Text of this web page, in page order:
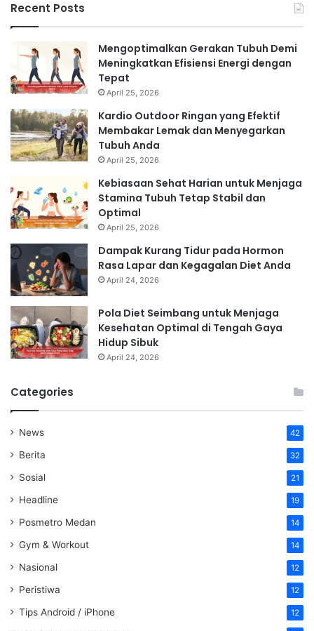
Recent Posts
Mengoptimalkan Gerakan Tubuh Demi
Meningkatkan Efisiensi Energi dengan
Tepat
April 25, 2026
Kardio Outdoor Ringan yang Efektif
Membakar Lemak dan Menyegarkan
Tubuh Anda
April 25, 2026
Kebiasaan Sehat Harian untuk Menjaga
Stamina Tubuh Tetap Stabil dan
Optimal
April 25, 2026
Dampak Kurang Tidur pada Hormon
Rasa Lapar dan Kegagalan Diet Anda
April 24, 2026
Pola Diet Seimbang untuk Menjaga
Kesehatan Optimal di Tengah Gaya
Hidup Sibuk
April 24, 2026
Categories
News 42
Berita 32
Sosial 21
Headline 19
Posmetro Medan 14
Gym & Workout 14
Nasional 12
Peristiwa 12
Tips Android / iPhone 12